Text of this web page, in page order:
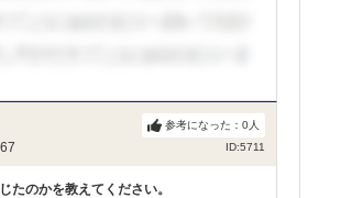
ID:5711
参考になった： 0人
たのかを教えてください。